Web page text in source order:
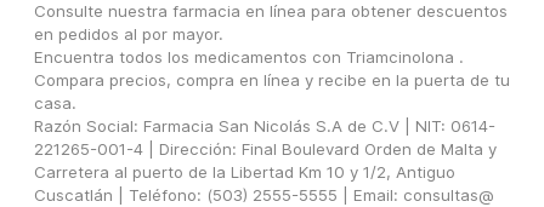
Consulte nuestra farmacia en línea para obtener descuentos
en pedidos al por mayor.
Encuentra todos los medicamentos con Triamcinolona .
Compara precios, compra en línea y recibe en la puerta de tu
casa.
Razón Social: Farmacia San Nicolás S.A de C.V | NIT: 0614-
221265-001-4 | Dirección: Final Boulevard Orden de Malta y
Carretera al puerto de la Libertad Km 10 y 1/2, Antiguo
Cuscatlán | Teléfono: (503) 2555-5555 | Email: consultas@